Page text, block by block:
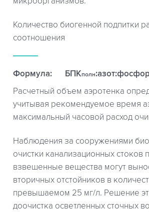
Количество биогенной подпитки
соотношения
Формула: БПКполн:азот:фосфор
Расчетный объем аэротенка
учитывая рекомендуемое время
максимальный часовой расход
Наблюдения за сооружениями
очистки канализационных стоков
взвешенные вещества могут
вторичных отстойников в
превышаемом 25 мг/л. Решение
доочистка осветленных сточных